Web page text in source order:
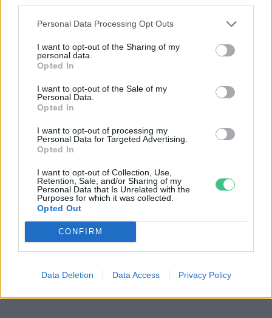
Personal Data Processing Opt Outs
I want to opt-out of the Sharing of my
personal data.
Opted In
I want to opt-out of the Sale of my
Personal Data.
Opted In
I want to opt-out of processing my
Personal Data for Targeted Advertising.
Opted In
I want to opt-out of Collection, Use,
Retention, Sale, and/or Sharing of my
Personal Data that Is Unrelated with the
Purposes for which it was collected.
Opted Out
CONFIRM
Data Deletion Data Access Privacy Policy
Negatív vízállások, vízkorlátozások:
miképp takarékoskodhatsz a vízzel?
Hogyan védekezzünk a hangyák ellen
természetes módon?
OTTHONUNK 5 perc
Nyersanyag, amit millió tonna szám
pazarolunk el, holott több fronton is
segíteni az élelmiszertermelést
4 perc